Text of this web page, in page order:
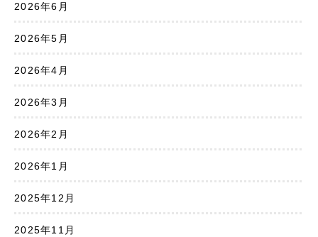
2026年6月
2026年5月
2026年4月
2026年3月
2026年2月
2026年1月
2025年12月
2025年11月